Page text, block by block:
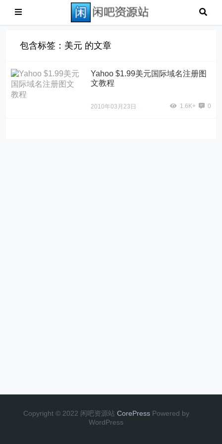
包含标签：美元 的文章
Yahoo $1.99美元国际域名注册图
文教程
2010年03月23日 1.6K+ 0
Copyright © 2022 闲吧资源站 CorePress Powered by
WordPress